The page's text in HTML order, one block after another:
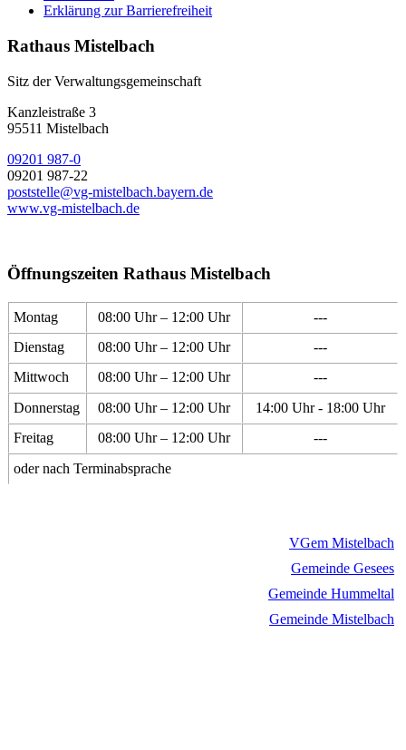
Erklärung zur Barrierefreiheit
Rathaus Mistelbach
Sitz der Verwaltungsgemeinschaft
Kanzleistraße 3
95511 Mistelbach
09201 987-0
09201 987-22
poststelle@vg-mistelbach.bayern.de
www.vg-mistelbach.de
Öffnungszeiten Rathaus Mistelbach
Montag 08:00 Uhr – 12:00 Uhr
---
Dienstag
08:00 Uhr – 12:00 Uhr
---
Mittwoch
08:00 Uhr – 12:00 Uhr
---
Donnerstag
08:00 Uhr – 12:00 Uhr
14:00 Uhr - 18:00 Uhr
Freitag
08:00 Uhr – 12:00 Uhr
---
oder nach Terminabsprache
VGem Mistelbach
Gemeinde Gesees
Gemeinde Hummeltal
Gemeinde Mistelbach